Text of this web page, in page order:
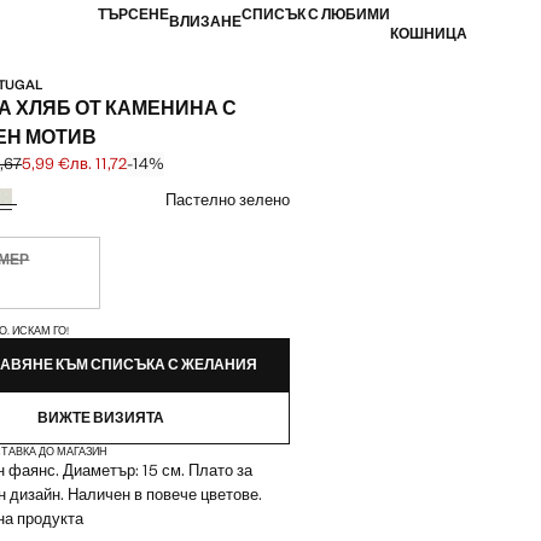
ТЪРСЕНЕВЛИЗАНЕСПИСЪК С ЛЮБИМИ
КОШНИЦА
ХЛЯБ ОТ КАМЕНИНА С
МОТИВ
цена [6,99 € лв. 13,67]
€ лв. 11,72]
5,99 €лв. 11,72-14%
Пастелно зелено
Искам го!
ИСКАМ ГО!
КЪМ СПИСЪКА С ЖЕЛАНИЯ
ВИЖТЕ ВИЗИЯТА
ДО МАГАЗИН
фаянс. Диаметър: 15 см. Плато за
дизайн. Наличен в повече цветове.
продукта